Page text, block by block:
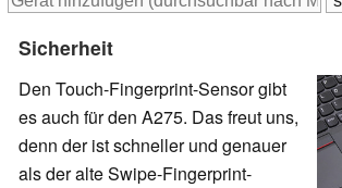
Sicherheit
Den Touch-Fingerprint-Sensor gibt
es auch für den A275. Das freut uns,
denn der ist schneller und genauer
als der alte Swipe-Fingerprint-